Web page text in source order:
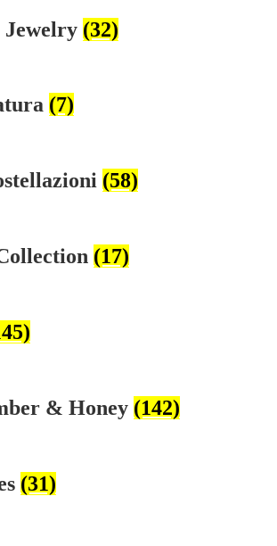
(32)
(7)
(58)
(17)
& Honey (142)
(31)